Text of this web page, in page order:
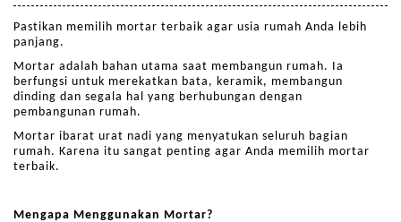
Pastikan memilih mortar terbaik agar usia rumah Anda lebih
panjang.
Mortar adalah bahan utama saat membangun rumah. Ia
berfungsi untuk merekatkan bata, keramik, membangun
dinding dan segala hal yang berhubungan dengan
pembangunan rumah.
Mortar ibarat urat nadi yang menyatukan seluruh bagian
rumah. Karena itu sangat penting agar Anda memilih mortar
terbaik.
Mengapa Menggunakan Mortar?